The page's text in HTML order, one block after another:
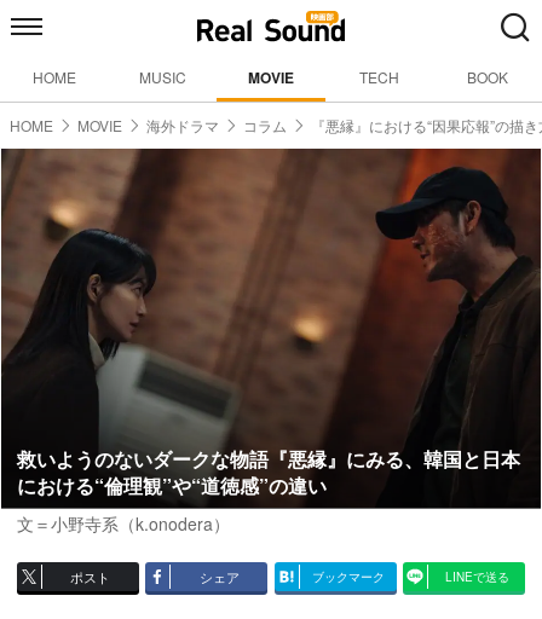
HOME MUSIC MOVIE TECH BOOK
HOME MOVIE 海外ドラマ コラム 『悪縁』における“因果応報”の描
救いようのないダークな物語『悪縁』にみる、韓国と日本
における“倫理観”や“道徳感”の違い
文＝小野寺系（k.onodera）
ポスト シェア ブックマーク LINEで送る